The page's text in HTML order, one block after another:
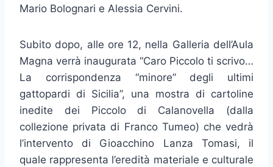
Mario Bolognari e Alessia Cervini.
Subito dopo, alle ore 12, nella Galleria dell’Aula
Magna verrà inaugurata “Caro Piccolo ti scrivo…
La corrispondenza “minore” degli ultimi
gattopardi di Sicilia”, una mostra di cartoline
inedite dei Piccolo di Calanovella (dalla
collezione privata di Franco Tumeo) che vedrà
l’intervento di Gioacchino Lanza Tomasi, il
quale rappresenta l’eredità materiale e culturale